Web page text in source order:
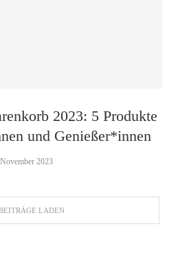
2023: 5 Produkte
und Genießer*innen
2023
LADEN